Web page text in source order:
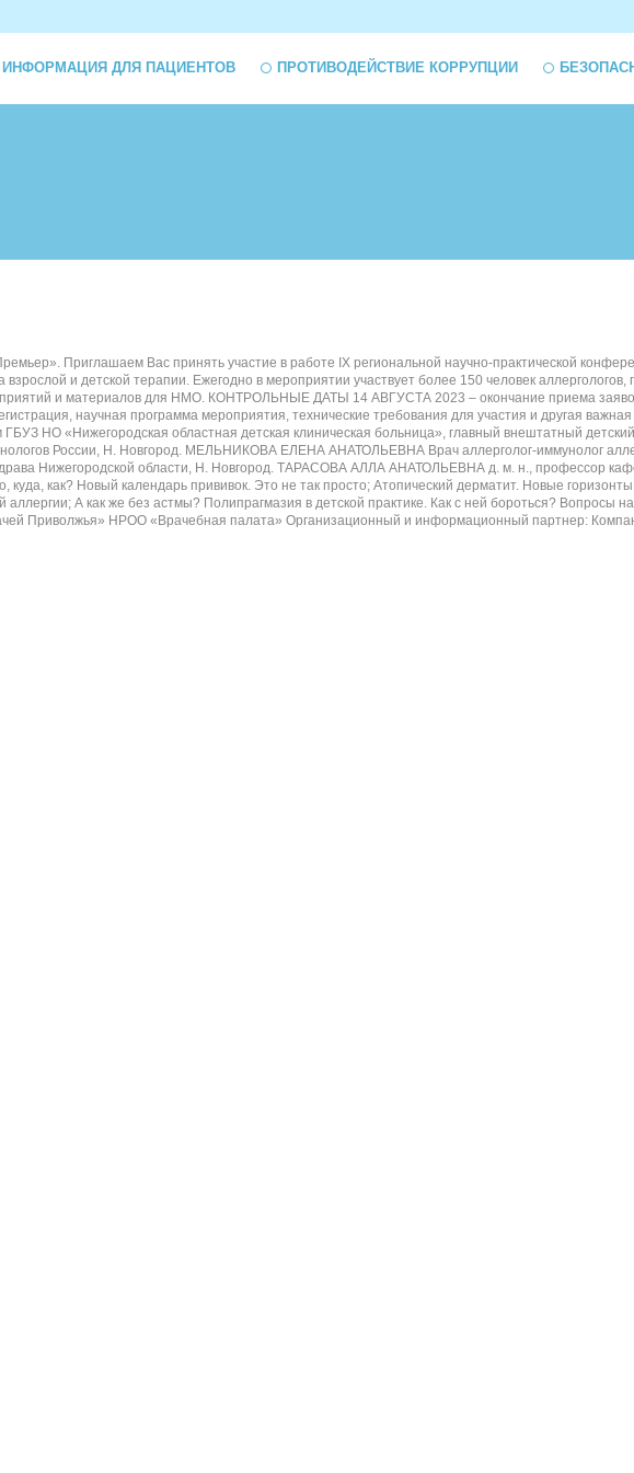
ИНФОРМАЦИЯ ДЛЯ ПАЦИЕНТОВ ПРОТИВОДЕЙСТВИЕ КОРРУПЦИИ
Приглашаем Вас принять участие в работе IX региональной научно-практической
и детской терапии. Ежегодно в мероприятии участвует более 150 человек
и материалов для НМО. КОНТРОЛЬНЫЕ ДАТЫ 14 АВГУСТА 2023 – окончание приема
научная программа мероприятия, технические требования для участия и другая
«Нижегородская областная детская клиническая больница», главный внештатный детский
России, Н. Новгород. МЕЛЬНИКОВА ЕЛЕНА АНАТОЛЬЕВНА Врач аллерголог-иммунолог
Нижегородской области, Н. Новгород. ТАРАСОВА АЛЛА АНАТОЛЬЕВНА д. м. н., профессор
Новый календарь прививок. Это не так просто; Атопический дерматит. Новые горизонты;
А как же без астмы? Полипрагмазия в детской практике. Как с ней бороться?
Приволжья» НРОО «Врачебная палата» Организационный и информационный партнер: